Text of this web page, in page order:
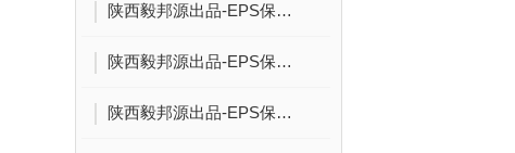
陕西毅邦源出品-EPS保温线条2
陕西毅邦源出品-EPS保温线条1
陕西毅邦源出品-EPS保温线条